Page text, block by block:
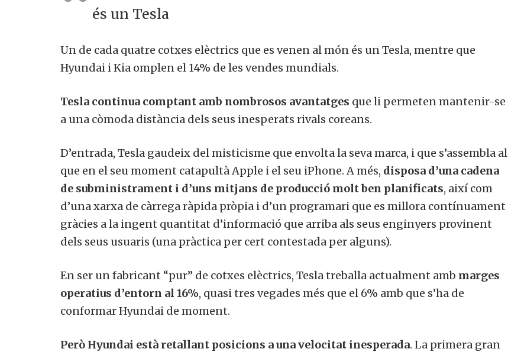
és un Tesla
Un de cada quatre cotxes elèctrics que es venen al món és un Tesla, mentre que
Hyundai i Kia omplen el 14% de les vendes mundials.
Tesla continua comptant amb nombrosos avantatges que li permeten mantenir-se
a una còmoda distància dels seus inesperats rivals coreans.
D’entrada, Tesla gaudeix del misticisme que envolta la seva marca, i que s’assembla al
que en el seu moment catapultà Apple i el seu iPhone. A més, disposa d’una cadena
de subministrament i d’uns mitjans de producció molt ben planificats, així com
d’una xarxa de càrrega ràpida pròpia i d’un programari que es millora contínuament
gràcies a la ingent quantitat d’informació que arriba als seus enginyers provinent
dels seus usuaris (una pràctica per cert contestada per alguns).
En ser un fabricant “pur” de cotxes elèctrics, Tesla treballa actualment amb marges
operatius d’entorn al 16%, quasi tres vegades més que el 6% amb que s’ha de
conformar Hyundai de moment.
Però Hyundai està retallant posicions a una velocitat inesperada. La primera gran